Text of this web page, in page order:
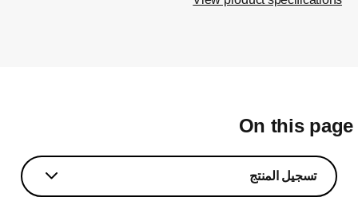
On this
تسجيل المنتج